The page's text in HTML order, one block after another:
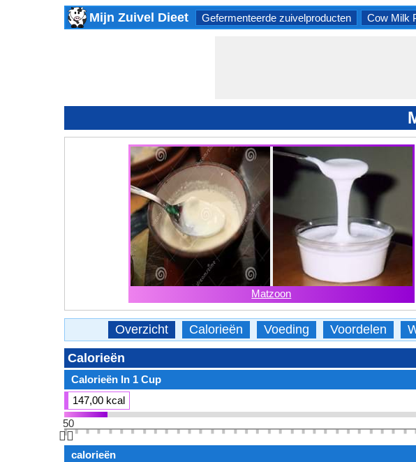
Mijn Zuivel Dieet Gefermenteerde zuivelproducten Cow Milk
Matzoon
Overzicht Calorieën Voeding Voordelen
Calorieën
Calorieën In 1 Cup
147,00 kcal
50
👆🏻
calorieën